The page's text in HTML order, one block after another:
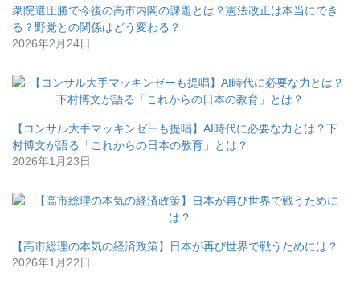
衆院選圧勝で今後の高市内閣の課題とは？憲法改正は本当にでき
る？野党との関係はどう変わる？
2026年2月24日
【コンサル大手マッキンゼーも提唱】AI時代に必要な力とは？下
村博文が語る「これからの日本の教育」とは？
2026年1月23日
【高市総理の本気の経済政策】日本が再び世界で戦うためには？
2026年1月22日